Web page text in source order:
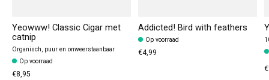
Yeowww! Classic Cigar met
catnip
Organisch, puur en onweerstaanbaar
Op voorraad
€8,95
Addicted! Bird with feathers
Op voorraad
€4,99